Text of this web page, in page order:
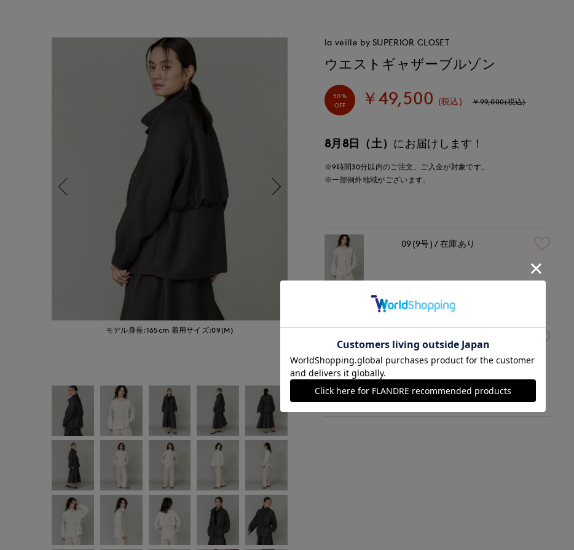
モデル身長:165cm 着用サイズ:09(M) モデル身長:165cm 着用サイズ:09(M)
la veille by SUPERIOR CLOSET
ウエストギャザーブルゾン
50%
OFF
￥49,500 (税込) ￥99,000(税込)
8月8日（土） にお届けします！
※9時間30分以内のご注文、ご入金が対象です。
※一部例外地域がございます。
￥49,500 (税込)
09(9号) 在庫あり
ダークブラウン
￥49,500 (税込)